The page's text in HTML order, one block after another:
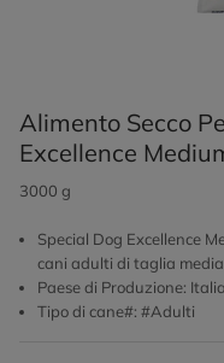
Alimento Secco
Excellence
3000 g
Special Dog Excellence
cani adulti di taglia media
Paese di Produzione: Italia
Tipo di cane#: #Adulti